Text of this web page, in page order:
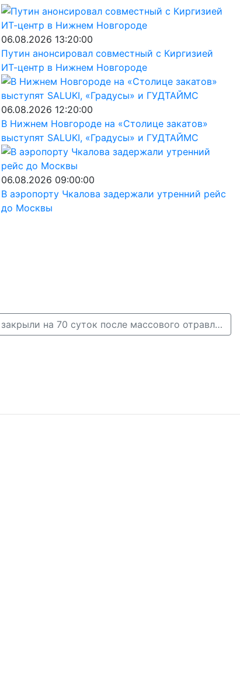
06.08.2026 13:20:00
Путин анонсировал совместный с Киргизией
ИТ-центр в Нижнем Новгороде
06.08.2026 12:20:00
В Нижнем Новгороде на «Столице закатов»
выступят SALUKI, «Градусы» и ГУДТАЙМС
06.08.2026 09:00:00
В аэропорту Чкалова задержали утренний рейс
до Москвы
Кафе на Алексеевской закрыли на 70 суток после массового отравления нижегородцев →